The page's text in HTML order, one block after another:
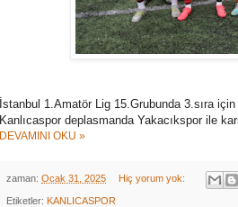
İstanbul 1.Amatör Lig 15.Grubunda 3.sıra
Kanlıcaspor deplasmanda Yakacıkspor ile
DEVAMINI OKU »
zaman: Ocak 31, 2025 Hiç yorum yok:
Etiketler: KANLICASPOR